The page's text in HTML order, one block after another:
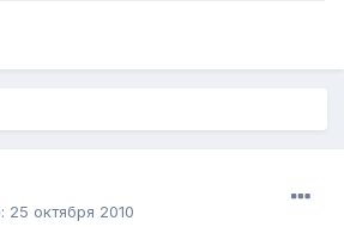
25 октября 2010